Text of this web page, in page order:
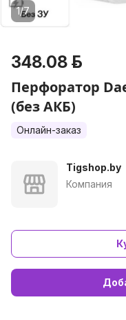
1/7
348.08 р.
Перфоратор
(без АКБ)
Онлайн-заказ
Tigshop.by
Компания